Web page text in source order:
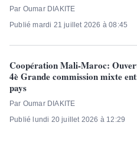
Par Oumar DIAKITE
Publié mardi 21 juillet 2026 à 08:45
Coopération Mali-Maroc:
4è Grande commission mixte
pays
Par Oumar DIAKITE
Publié lundi 20 juillet 2026 à 12:29